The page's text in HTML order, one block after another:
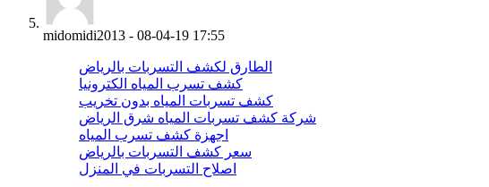
midomidi2013 - 08-04-19 17:55
الطارق لكشف التسربات بالرياض
كشف تسرب المياه الكترونيا
كشف تسربات المياه بدون تخريب
شركة كشف تسربات المياه شرق الرياض
اجهزة كشف تسرب المياه
سعر كشف التسربات بالرياض
اصلاح التسربات في المنزل